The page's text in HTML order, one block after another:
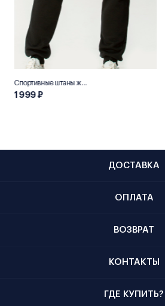
Спортивные штаны женские «НН800»
1 999 ₽
ДОСТАВКА
ОПЛАТА
ВОЗВРАТ
КОНТАКТЫ
ГДЕ КУПИТЬ?